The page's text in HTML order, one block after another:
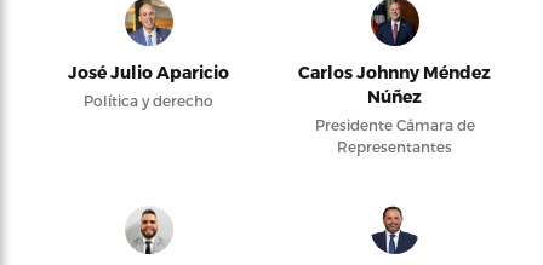
José Julio Aparicio
Política y derecho
Carlos Johnny Méndez
Núñez
Presidente Cámara de
Representantes